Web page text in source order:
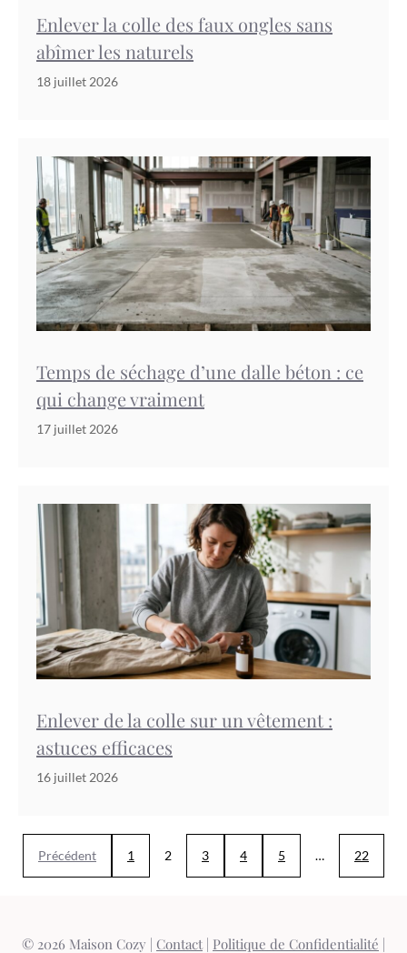
Enlever la colle des faux ongles sans
abîmer les naturels
18 juillet 2026
Temps de séchage d’une dalle béton : ce
qui change vraiment
17 juillet 2026
Enlever de la colle sur un vêtement :
astuces efficaces
16 juillet 2026
Précédent 1 2 3 4 5 … 22
© 2026 Maison Cozy | Contact| Politique de Confidentialité |